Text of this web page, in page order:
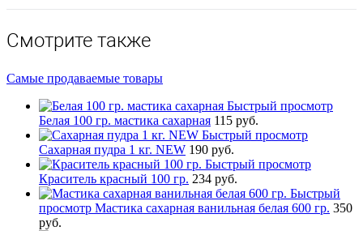
Смотрите также
Самые продаваемые товары
Быстрый просмотр
Белая 100 гр. мастика сахарная 115 руб.
Быстрый просмотр
Сахарная пудра 1 кг. NEW 190 руб.
Быстрый просмотр
Краситель красный 100 гр. 234 руб.
Быстрый
просмотр Мастика сахарная ванильная белая 600 гр. 350
руб.